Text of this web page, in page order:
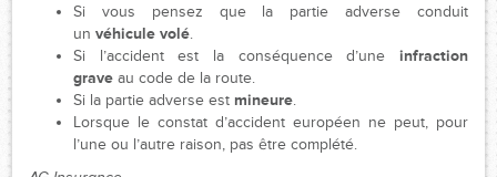
Si vous pensez que la partie adverse conduit
unvéhicule volé.
Si l’accident est la conséquence d’une infraction
graveau code de la route.
Si la partie adverse est mineure.
Lorsque le constat d’accident européen ne peut, pour
l’une ou l’autre raison, pas être complété.